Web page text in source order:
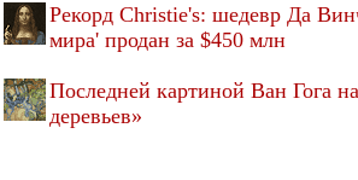
Рекорд Christie's: шедевр Да
мира' продан за $450 млн
Последней картиной Ван Гога
деревьев»